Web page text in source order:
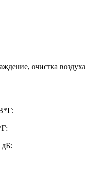
очистка воздуха
дБ: